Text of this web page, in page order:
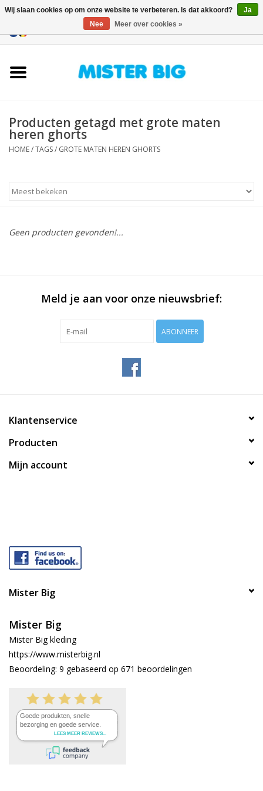
Onze Winkel
BLOGS
Producten getagd met grote maten
heren ghorts
HOME/TAGS/ GROTE MATEN HEREN GHORTS
Geen producten gevonden!...
Meld je aan voor onze nieuwsbrief:
ABONNEER
Klantenservice
Producten
Mijn account
Mister Big
Mister Big
Mister Big kleding
https://www.misterbig.nl
Beoordeling: 9 gebaseerd op 671 beoordelingen
Wij slaan cookies op om onze website te verbeteren. Is dat akkoord?
Ja
Nee
Meer over cookies »